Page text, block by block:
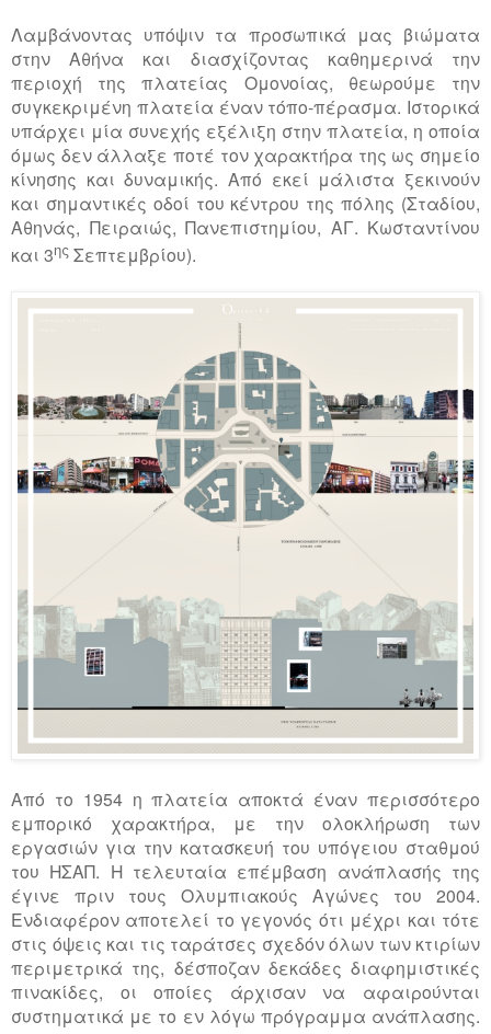
Λαμβάνοντας υπόψιν τα προσωπικά μας βιώματα
στην Αθήνα και διασχίζοντας καθημερινά την
περιοχή της πλατείας Ομονοίας, θεωρούμε την
συγκεκριμένη πλατεία έναν τόπο-πέρασμα. Ιστορικά
υπάρχει μία συνεχής εξέλιξη στην πλατεία, η οποία
όμως δεν άλλαξε ποτέ τον χαρακτήρα της ως σημείο
κίνησης και δυναμικής. Από εκεί μάλιστα ξεκινούν
και σημαντικές οδοί του κέντρου της πόλης (Σταδίου,
Αθηνάς, Πειραιώς, Πανεπιστημίου, ΑΓ. Κωσταντίνου
και 3ης Σεπτεμβρίου).
Από το 1954 η πλατεία αποκτά έναν περισσότερο
εμπορικό χαρακτήρα, με την ολοκλήρωση των
εργασιών για την κατασκευή του υπόγειου σταθμού
του ΗΣΑΠ. Η τελευταία επέμβαση ανάπλασής της
έγινε πριν τους Ολυμπιακούς Αγώνες του 2004.
Ενδιαφέρον αποτελεί το γεγονός ότι μέχρι και τότε
στις όψεις και τις ταράτσες σχεδόν όλων των κτιρίων
περιμετρικά της, δέσποζαν δεκάδες διαφημιστικές
πινακίδες, οι οποίες άρχισαν να αφαιρούνται
συστηματικά με το εν λόγω πρόγραμμα ανάπλασης.